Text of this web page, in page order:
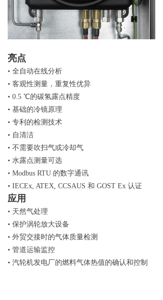
亮点
• 全自动在线分析
• 客观性测量，重复性优异
• 0.5 ℃的碳氢露点精度
• 基础的冷镜原理
• 专利的检测技术
• 自清洁
• 不需要吹扫气或冷却气
• 水露点测量可选
• Modbus RTU 的数字通讯
• IECEx, ATEX, CCSAUS 和 GOST Ex 认证
应用
• 天然气处理
• 保护涡轮放大设备
• 外贸交接时的气体质量检测
• 管道运输监控
• 汽轮机发电厂的燃料气体热值的确认和控制